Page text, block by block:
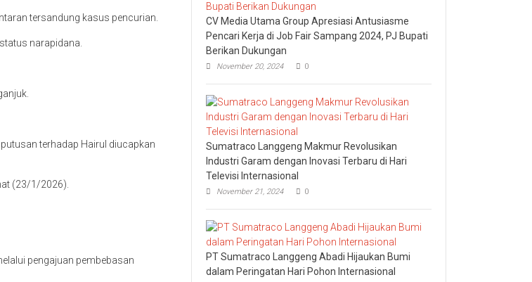
tersandung kasus pencurian.
narapidana.
terhadap Hairul diucapkan
(23/1/2026).
pengajuan pembebasan
Kejari
Sejumlah
CV Media Utama Group Apresiasi Antusiasme
Pencari Kerja di Job Fair Sampang 2024, PJ Bupati
Berikan Dukungan
November 20, 2024 0
Sumatraco Langgeng Makmur Revolusikan
Industri Garam dengan Inovasi Terbaru di Hari
Televisi Internasional
November 21, 2024 0
PT Sumatraco Langgeng Abadi Hijaukan Bumi
dalam Peringatan Hari Pohon Internasional